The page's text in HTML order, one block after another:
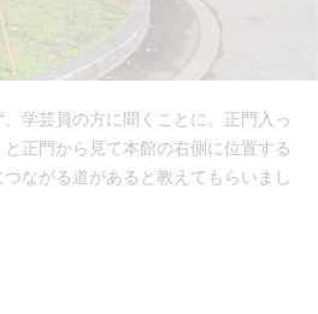
学芸員の方に聞くことに。正門入っ
正門から見て本館の右側に位置する
つながる道があると教えてもらいまし